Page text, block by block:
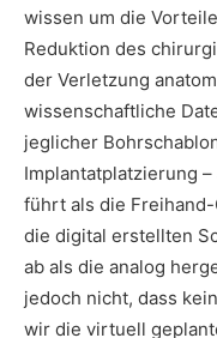
wissen um die
Reduktion des
der Verletzung
wissenschaftliche
jeglicher
Implantatplatzierung
führt als die
die digital erstellten
ab als die analog
jedoch nicht, dass
wir die virtuell